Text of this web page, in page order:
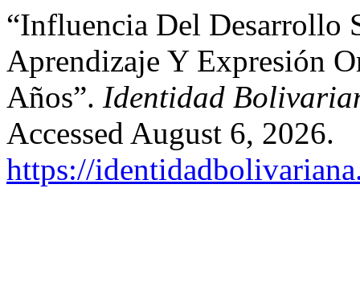
“Influencia Del Desarrollo
Aprendizaje Y Expresión
Años”. Identidad
Accessed August 6, 2026.
https://